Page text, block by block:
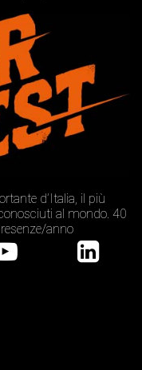
d’Italia, il più
al mondo. 40
anno